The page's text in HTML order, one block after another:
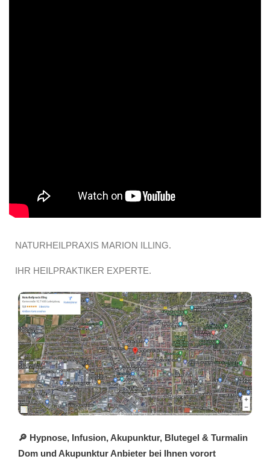
NATURHEILPRAXIS MARION ILLING.
IHR HEILPRAKTIKER EXPERTE.
🔎 Hypnose, Infusion, Akupunktur, Blutegel & Turmalin
Dom und Akupunktur Anbieter bei Ihnen vorort